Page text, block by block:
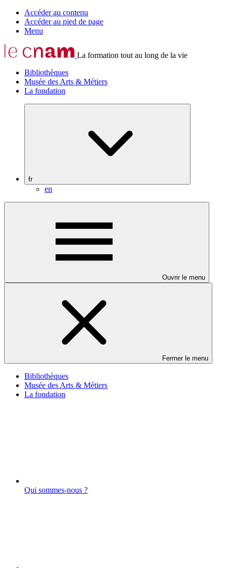
Accéder au contenu
Accéder au pied de page
Menu
La formation tout au long de la vie
Bibliothèques
Musée des Arts & Métiers
La fondation
fr
en
Ouvrir le menu
Fermer le menu
Bibliothèques
Musée des Arts & Métiers
La fondation
Qui sommes-nous ?